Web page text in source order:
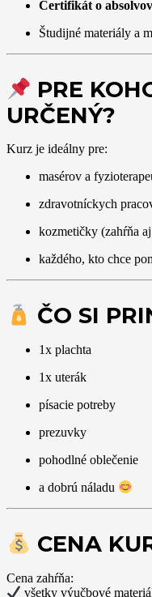
Certifikát o
Študijné materiály a
PRE
URČENÝ?
Kurz je ideálny pre:
masérov a
zdravotníckych
kozmetičky (zahŕňa
každého, kto chce
ČO SI
1x plachta
1x uterák
písacie potreby
prezuvky
pohodlné oblečenie
a dobrú náladu
CENA
Cena zahŕňa:
všetky výučbové